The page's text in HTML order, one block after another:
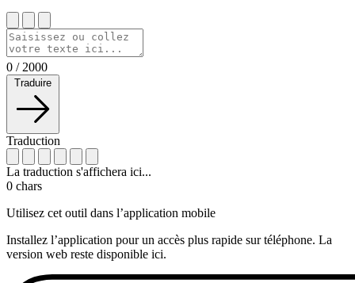
0 / 2000
Traduire
Traduction
La traduction s'affichera ici...
0 chars
Utilisez cet outil dans l’application mobile
Installez l’application pour un accès plus rapide sur téléphone. La
version web reste disponible ici.